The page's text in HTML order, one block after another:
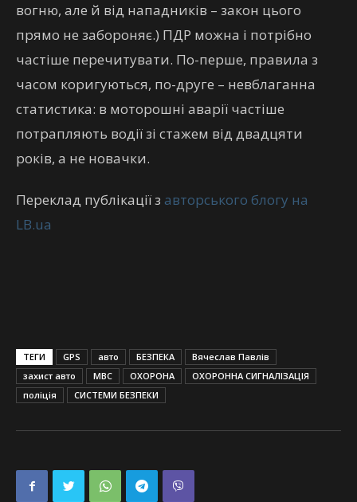
вогню, але й від нападників – закон цього
прямо не забороняє.) ПДР можна і потрібно
частіше перечитувати. По-перше, правила з
часом коригуються, по-друге – невблаганна
статистика: в моторошні аварії частіше
потрапляють водії зі стажем від двадцяти
років, а не новачки.
Переклад публікації з авторського блогу на
LB.ua
ТЕГИ GPS авто БЕЗПЕКА
Вячеслав Павлів
захист авто
МВС ОХОРОНА
ОХОРОННА СИГНАЛІЗАЦІЯ
поліція
СИСТЕМИ БЕЗПЕКИ